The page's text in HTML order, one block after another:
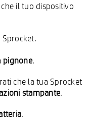
il tuo dispositivo
pignone.
che la tua Sprocket
stampante.
.